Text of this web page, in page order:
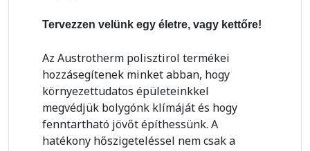
Tervezzen velünk egy életre, vagy kettőre!
Az Austrotherm polisztirol termékei
hozzásegítenek minket abban, hogy
környezettudatos épületeinkkel
megvédjük bolygónk klímáját és hogy
fenntartható jövőt építhessünk. A
hatékony hőszigeteléssel nem csak a